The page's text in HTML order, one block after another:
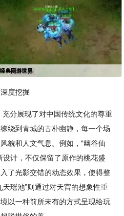
度挖掘
分展现了对中国传统文化的尊重
绕到青城的古朴幽静，每一个场
貌和人文气息。例如，“幽谷仙
设计，不仅保留了原作的桃花盛
了光影交错的动态效果，使得整
瑶池”则通过对天宫的想象性重
以一种前所未有的方式呈现给玩